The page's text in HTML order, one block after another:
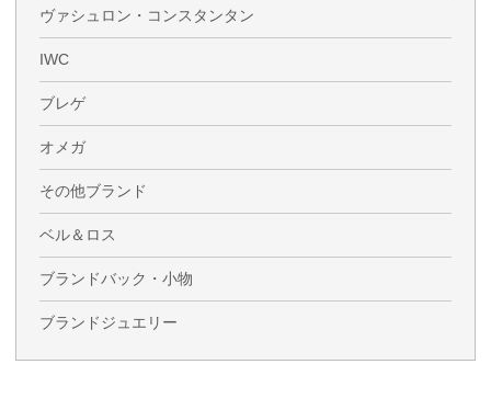
ヴァシュロン・コンスタンタン
IWC
ブレゲ
オメガ
その他ブランド
ベル＆ロス
ブランドバック・小物
ブランドジュエリー